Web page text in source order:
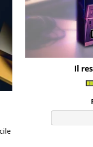
Il